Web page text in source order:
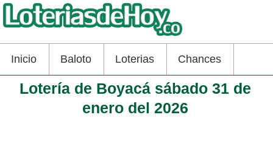
Inicio Baloto Loterias Chances
Lotería de Boyacá sábado 31 de
enero del 2026